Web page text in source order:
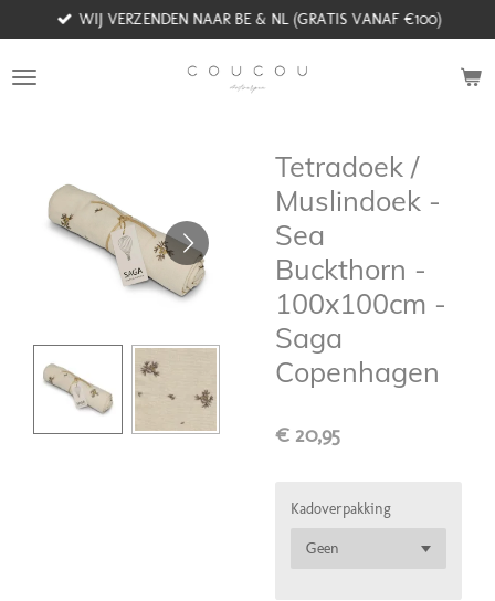
direct
naar
de
WIJ VERZENDEN NAAR BE & NL (GRATIS VANAF €100)
Tetradoek /
Muslindoek -
Sea
Buckthorn -
100x100cm -
Saga
Copenhagen
€ 20,95
Kadoverpakking